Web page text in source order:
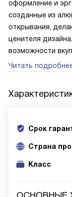
оформление и
созданные из
открывания,
ценителя
возможности
Читать
Срок
Cтрана
Класс